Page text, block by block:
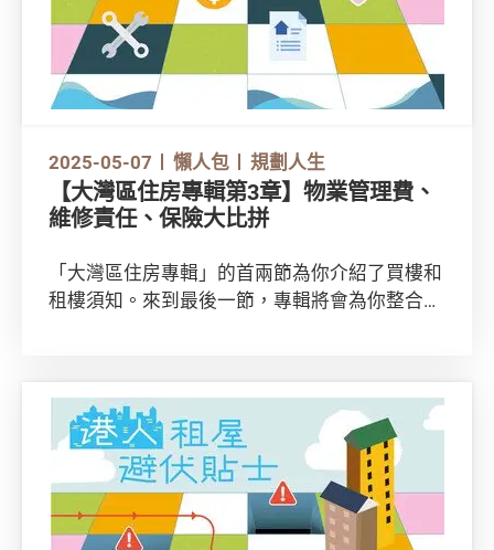
2025-05-07 懶人包 規劃人生
【大灣區住房專輯第3章】物業管理費、
維修責任、保險大比拼
「大灣區住房專輯」的首兩節為你介紹了買樓和
租樓須知。來到最後一節，專輯將會為你整合各